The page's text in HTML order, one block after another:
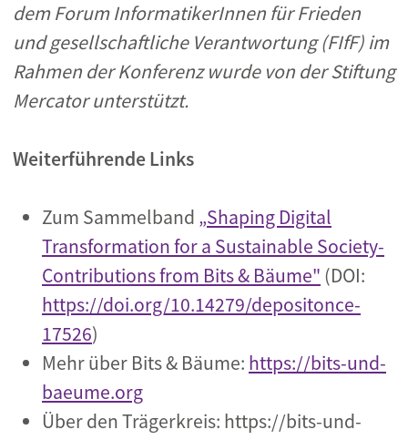
dem Forum InformatikerInnen für Frieden
und gesellschaftliche Verantwortung (FIfF) im
Rahmen der Konferenz wurde von der Stiftung
Mercator unterstützt.
Weiterführende Links
Zum Sammelband „Shaping Digital
Transformation for a Sustainable Society-
Contributions from Bits & Bäume" (DOI:
https://doi.org/10.14279/depositonce-
17526)
Mehr über Bits & Bäume: https://bits-und-
baeume.org
Über den Trägerkreis: https://bits-und-